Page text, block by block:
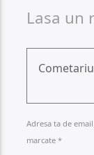
Lasa un
Adresa ta de
marcate *